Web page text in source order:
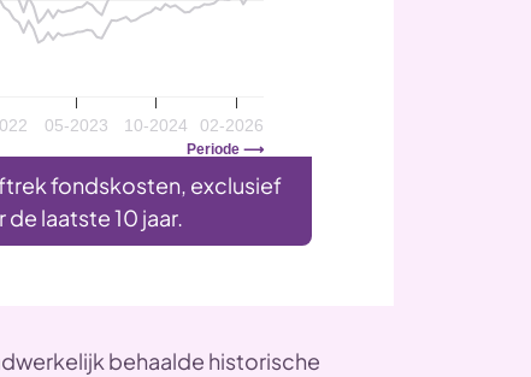
Periode ⟶
05-2023 10-2024 02-2026
fondskosten, exclusief
laatste 10 jaar.
behaalde historische